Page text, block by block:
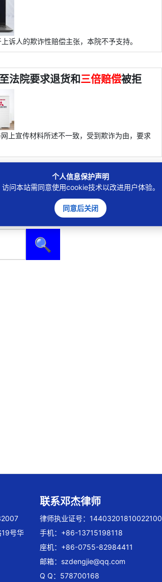
诉人的欺诈性赔偿主张，本院不予支持。
法院要求退货和三倍赔偿被拒
上宣传材料所述不一致，受到欺诈为由，要求
🔍
号华
联系邓杰律师
律师执业证号：14403201810022100
手机：+86-13715198118
座机：+86-0755-82984411
邮箱： szdengjie@qq.com
Q Q：578700168
个人信息保护声明
访问本站需同意使用cookie技术以改进用户体验。
同意后关闭